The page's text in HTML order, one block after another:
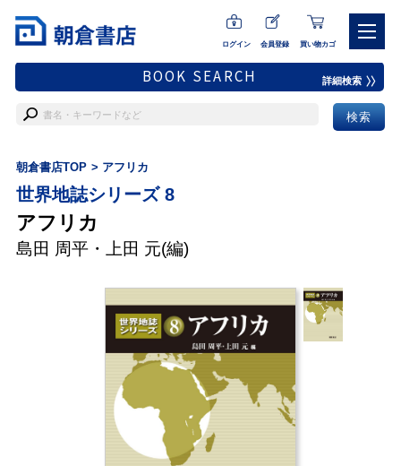
ログイン 会員登録 買い物カゴ
BOOK SEARCH 詳細検索
朝倉書店TOP アフリカ
世界地誌シリーズ 8
アフリカ
島田 周平・ 上田 元(編)